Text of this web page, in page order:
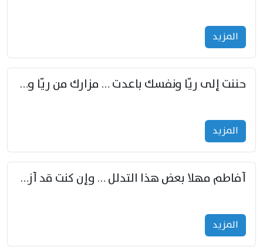
المزید
حننت إلى ريّا ونفسك باعدت … مزارك من ريّا وشعباكما معا
المزید
أفاطم مهلا بعض هذا التدلل … وإن كنت قد أزمعت صرمي فأجملي
المزید